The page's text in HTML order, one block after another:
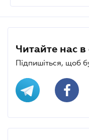
Читайте нас
Підпишіться, щоб